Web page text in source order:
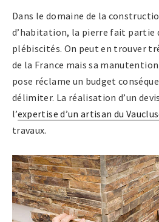
Dans le domaine de la
d’habitation, la pierre fait partie
plébiscités. On peut en trouver
de la France mais sa
pose réclame un budget
délimiter. La réalisation d’un
l’expertise d’un artisan du
travaux.